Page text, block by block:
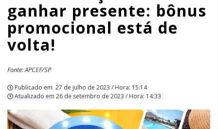
está
de
volta!
|
APCEF/SP
ganhar presente: bônus
promocional está de
volta!
Fonte: APCEF/SP
Publicado em 27 de julho de 2023 / Hora: 15:14
Atualizado em 26 de setembro de 2023 / Hora: 14:33